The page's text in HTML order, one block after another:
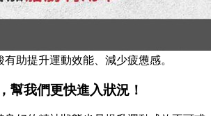
助提升運動效能、減少疲憊感。
幫我們更快進入狀況！